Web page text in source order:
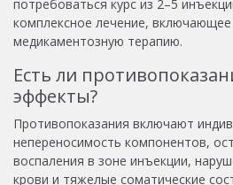
потребоваться курс из 2–5
комплексное лечение,
медикаментозную терапию.
Есть ли
эффекты?
Противопоказания включают
непереносимость компонентов,
воспаления в зоне инъекции,
крови и тяжелые соматические